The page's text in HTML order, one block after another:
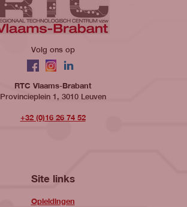
Volg ons op
Facebook
Instagram
LinkedIn
RTC Vlaams-Brabant
Provincieplein 1, 3010 Leuven
+32 (0)16 26 74 52
Site links
Opleidingen